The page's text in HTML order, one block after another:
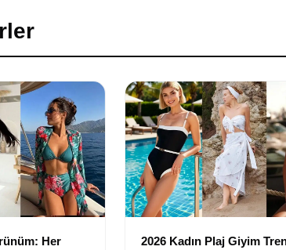
Her
2026 Kadın Plaj Giyim